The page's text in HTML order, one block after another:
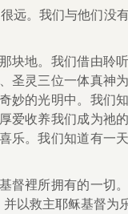
远。我们与他们没
块地。我们借由聆
圣灵三位一体真神
妙的光明中。我们
爱收养我们成为祂的
乐。我们知道有一
督裡所拥有的一切。
以救主耶稣基督为乐